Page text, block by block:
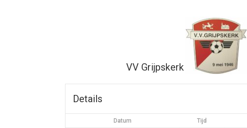
VV Grijpskerk
Details
Datum Tijd